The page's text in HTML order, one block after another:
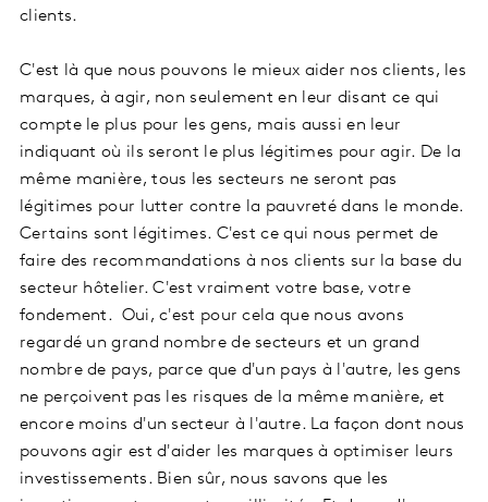
clients.
C'est là que nous pouvons le mieux aider nos clients, les
marques, à agir, non seulement en leur disant ce qui
compte le plus pour les gens, mais aussi en leur
indiquant où ils seront le plus légitimes pour agir. De la
même manière, tous les secteurs ne seront pas
légitimes pour lutter contre la pauvreté dans le monde.
Certains sont légitimes. C'est ce qui nous permet de
faire des recommandations à nos clients sur la base du
secteur hôtelier. C'est vraiment votre base, votre
fondement. Oui, c'est pour cela que nous avons
regardé un grand nombre de secteurs et un grand
nombre de pays, parce que d'un pays à l'autre, les gens
ne perçoivent pas les risques de la même manière, et
encore moins d'un secteur à l'autre. La façon dont nous
pouvons agir est d'aider les marques à optimiser leurs
investissements. Bien sûr, nous savons que les